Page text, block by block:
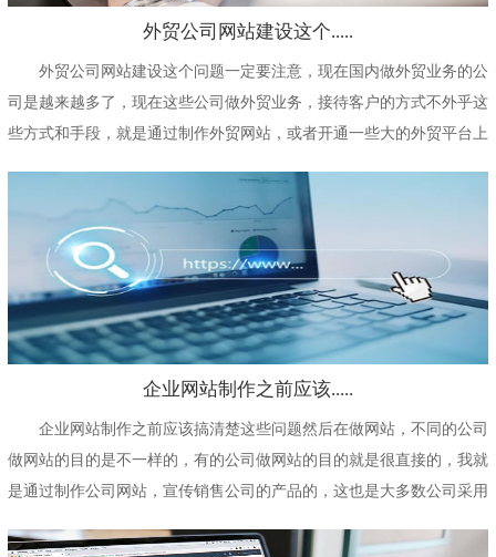
外贸公司网站建设这个.....
外贸公司网站建设这个问题一定要注意，现在国内做外贸业务的公
司是越来越多了，现在这些公司做外贸业务，接待客户的方式不外乎这
些方式和手段，就是通过制作外贸网站，或者开通一些大的外贸平台上
企业网站制作之前应该.....
企业网站制作之前应该搞清楚这些问题然后在做网站，不同的公司
做网站的目的是不一样的，有的公司做网站的目的就是很直接的，我就
是通过制作公司网站，宣传销售公司的产品的，这也是大多数公司采用